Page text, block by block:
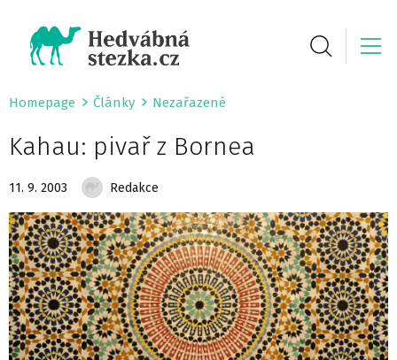
Homepage Články Nezařazené
Kahau: pivař z Bornea
11. 9. 2003 Redakce